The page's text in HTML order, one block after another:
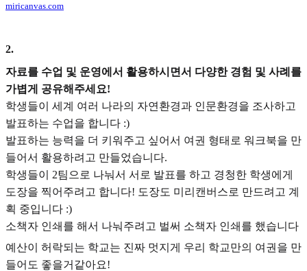
miricanvas.com
2.
자료를 수업 및 운영에서 활용하시면서 다양한 경험 및 사례를
가볍게 공유해주세요!
학생들이 세계 여러 나라의 자연환경과 인문환경을 조사하고
발표하는 수업을 합니다 :)
발표하는 능력을 더 키워주고 싶어서 여권 형태로 워크북을 만
들어서 활용하려고 만들었습니다.
학생들이 2팀으로 나눠서 서로 발표를 하고 경청한 학생에게
도장을 찍어주려고 합니다! 도장도 미리캔버스로 만드려고 계
획 중입니다 :)
소책자 인쇄를 해서 나눠주려고 벌써 소책자 인쇄를 했습니다
예산이 허락되는 학교는 진짜 멋지게 우리 학교만의 여권을 만
들어도 좋을거같아요!